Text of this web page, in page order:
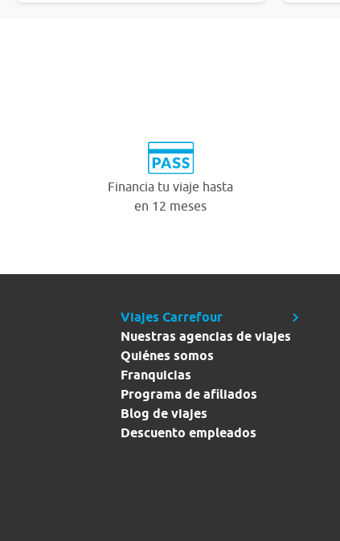
Financia tu viaje hasta
en 12 meses
Viajes Carrefour
Nuestras agencias de viajes
Quiénes somos
Franquicias
Programa de afiliados
Blog de viajes
Descuento empleados